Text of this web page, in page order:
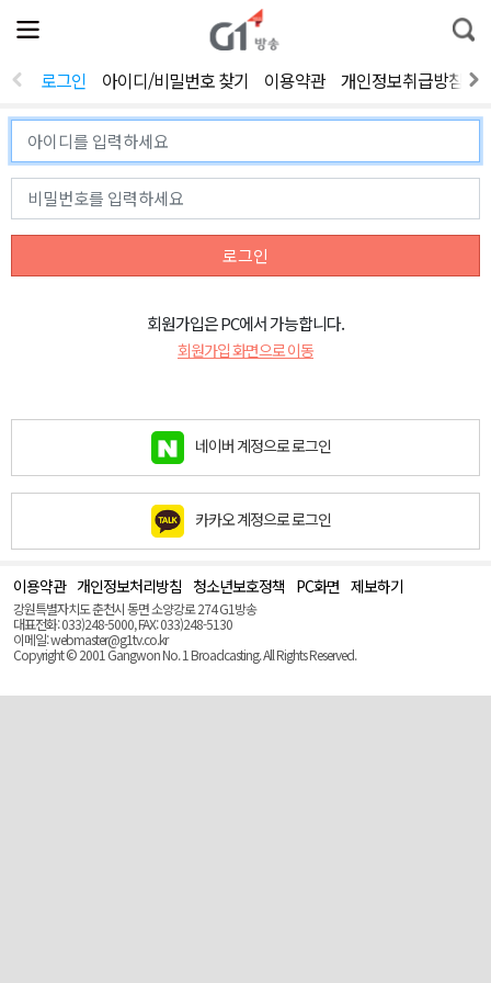
전
체
뉴
열
통
합
색
로그인 아이디/비밀번호 찾기 이용약관 개인정보취급방침
로그인
회원가입은 PC에서 가능합니다.
회원가입 화면으로 이동
네이버 계정으로 로그인
카카오 계정으로 로그인
이용약관 개인정보처리방침 청소년보호정책 PC화면 제보하기
강원특별자치도 춘천시 동면 소양강로 274 G1방송
대표전화: 033)248-5000, FAX: 033)248-5130
이메일: webmaster@g1tv.co.kr
Copyright © 2001 Gangwon No. 1 Broadcasting. All Rights Reserved.